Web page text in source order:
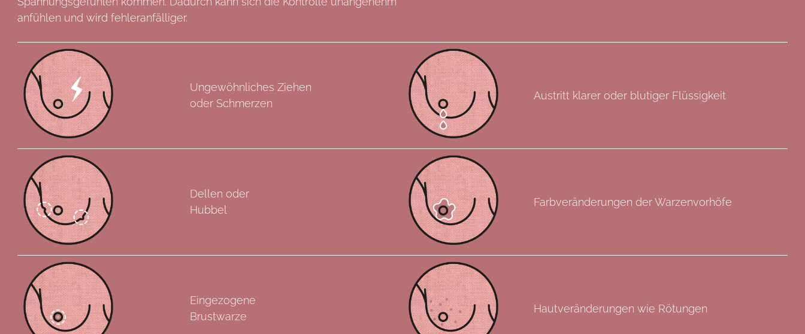
anfühlen und wird fehleranfälliger.
Ungewöhnliches Ziehen
oder Schmerzen
Dellen oder
Hubbel
Eingezogene
Brustwarze
Austritt klarer oder blutiger Flüssigkeit
Farbveränderungen der Warzenvorhöfe
Hautveränderungen wie Rötungen